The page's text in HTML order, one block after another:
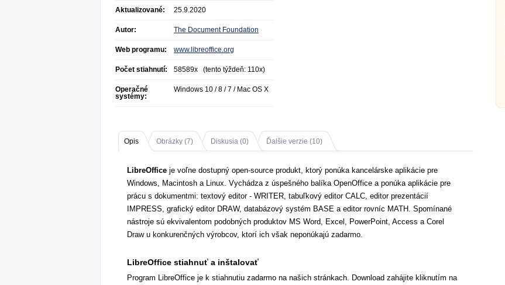
Aktualizované: 25.9.2020
Autor: The Document Foundation
Web programu: www.libreoffice.org
Počet stiahnutí: 58589x (tento týždeň: 110x)
Operačné
systémy:
Windows 10 / 8 / 7 / Mac OS X
Opis Obrázky (7) Diskusia (0) Ďalšie verzie (10)
LibreOffice je voľne dostupný open-source produkt, ktorý ponúka kancelárske aplikácie pre
Windows, Macintosh a Linux. Vychádza z úspešného balíka OpenOffice a ponúka aplikácie pre
prácu s dokumentmi: textový editor - WRITER, tabuľkový editor CALC, editor prezentácií
IMPRESS, grafický editor DRAW, databázový systém BASE a editor rovníc MATH. Spomínané
nástroje sú ekvivalentom podobných produktov MS Word, Excel, PowerPoint, Access a Corel
Draw u konkurenčných výrobcov, ktorí ich však neponúkajú zadarmo.
LibreOffice stiahnuť a inštalovať
Program LibreOffice je k stiahnutiu zadarmo na našich stránkach. Download zahájite kliknutím na